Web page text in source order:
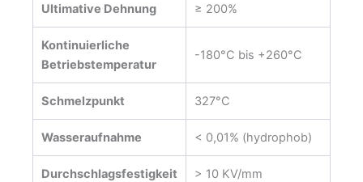
Ultimative Dehnung ≥ 200%
Kontinuierliche
Betriebstemperatur
-180°C bis +260°C
Schmelzpunkt 327°C
Wasseraufnahme < 0,01% (hydrophob)
Durchschlagsfestigkeit > 10 KV/mm